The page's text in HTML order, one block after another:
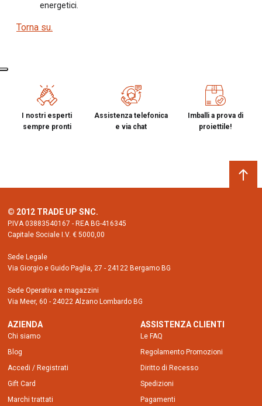
energetici.
Torna su.
I nostri esperti
sempre pronti
Assistenza telefonica
e via chat
Imballi a prova di
proiettile!
© 2012 TRADE UP SNC.
P.IVA 03883540167 - REA BG-416345
Capitale Sociale I.V. € 5000,00
Sede Legale
Via Giorgio e Guido Paglia, 27 - 24122 Bergamo BG
Sede Operativa e magazzini
Via Meer, 60 - 24022 Alzano Lombardo BG
AZIENDA
Chi siamo
Blog
Accedi / Registrati
Gift Card
Marchi trattati
ASSISTENZA CLIENTI
Le FAQ
Regolamento Promozioni
Diritto di Recesso
Spedizioni
Pagamenti